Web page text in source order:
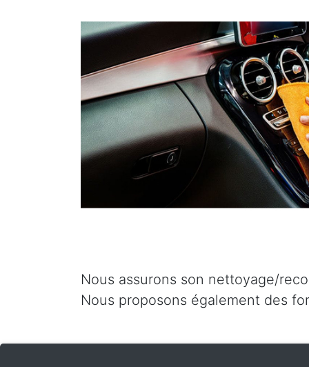
Nous assurons son nettoyage/
Nous proposons également des